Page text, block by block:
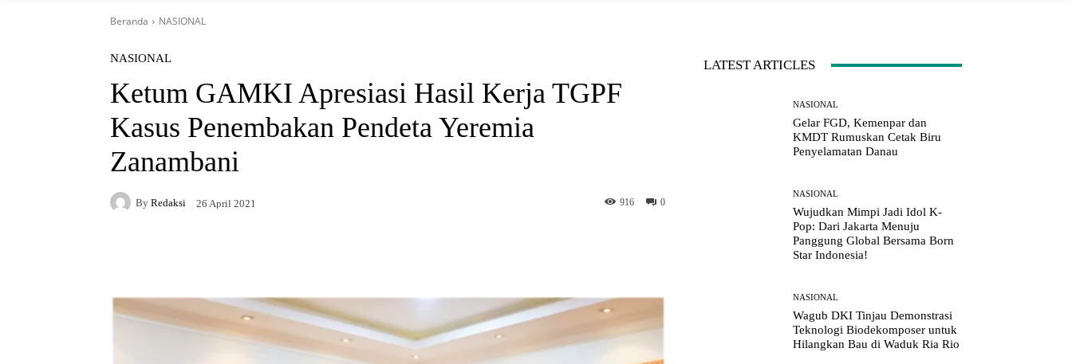
Beranda NASIONAL
NASIONAL
Ketum GAMKI Apresiasi Hasil Kerja TGPF
Kasus Penembakan Pendeta Yeremia
Zanambani
By Redaksi 26 April 2021 0
916
LATEST ARTICLES
NASIONAL
Gelar FGD, Kemenpar dan
KMDT Rumuskan Cetak Biru
Penyelamatan Danau
NASIONAL
Wujudkan Mimpi Jadi Idol K-
Pop: Dari Jakarta Menuju
Panggung Global Bersama Born
Star Indonesia!
NASIONAL
Wagub DKI Tinjau Demonstrasi
Teknologi Biodekomposer untuk
Hilangkan Bau di Waduk Ria Rio